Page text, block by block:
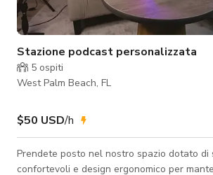
Stazione podcast personalizzata
5 ospiti
West Palm Beach, FL
$50 USD/h
Prendete posto nel nostro spazio dotato di
confortevoli e design ergonomico per